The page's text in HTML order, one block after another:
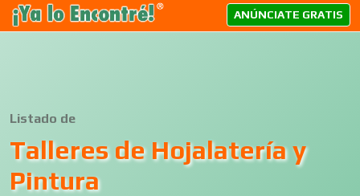
ANÚNCIATE GRATIS
Listado de
Talleres de Hojalatería y
Pintura